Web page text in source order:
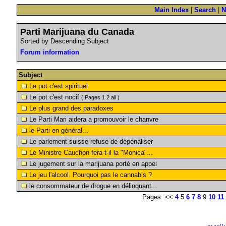
Main Index Search
Parti Marijuana du Canada
Sorted by Descending Subject
Forum information
Subject
Le pot c'est spirituel
Le pot c'est nocif ( Pages 1 2 all )
Le plus grand des paradoxes
Le Parti Mari aidera a promouvoir le chanvre
le Parti en général...
Le parlement suisse refuse de dépénaliser
Le Ministre Cauchon fera-t-il la "Monica"...
Le jugement sur la marijuana porté en appel
Le jeu l'alcool. Pourquoi pas le cannabis ?
le consommateur de drogue en délinquant...
Pages: << 45 6 7 8 9 10 11